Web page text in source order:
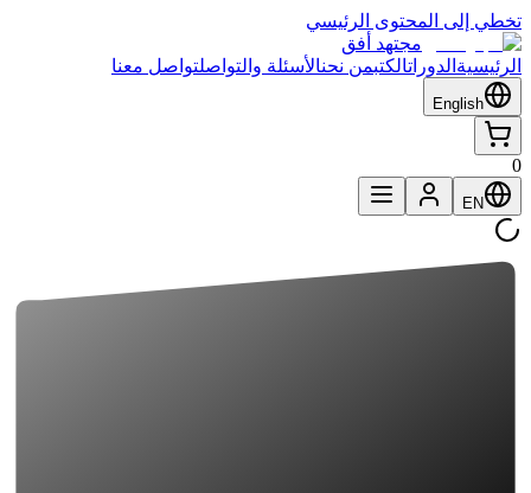
تخطي إلى المحتوى الرئيسي
مجتهد أفق
الرئيسية الدوراتالكتبمن نحنالأسئلة والتواصلتواصل معنا
English
0
EN